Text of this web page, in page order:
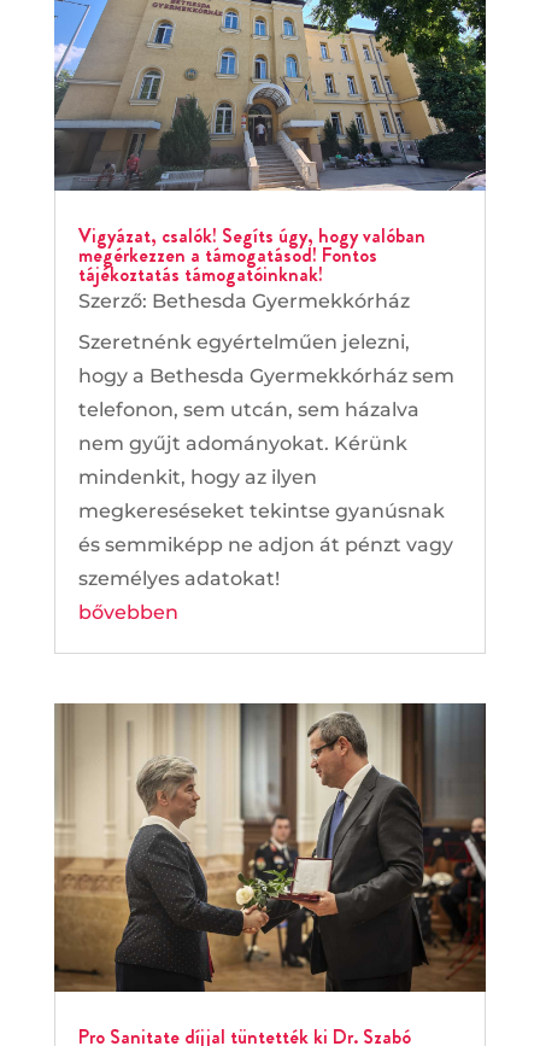
Vigyázat, csalók! Segíts úgy, hogy valóban
megérkezzen a támogatásod! Fontos
tájékoztatás támogatóinknak!
Szerző: Bethesda Gyermekkórház
Szeretnénk egyértelműen jelezni,
hogy a Bethesda Gyermekkórház sem
telefonon, sem utcán, sem házalva
nem gyűjt adományokat. Kérünk
mindenkit, hogy az ilyen
megkereséseket tekintse gyanúsnak
és semmiképp ne adjon át pénzt vagy
személyes adatokat!
bővebben
Pro Sanitate díjjal tüntették ki Dr. Szabó